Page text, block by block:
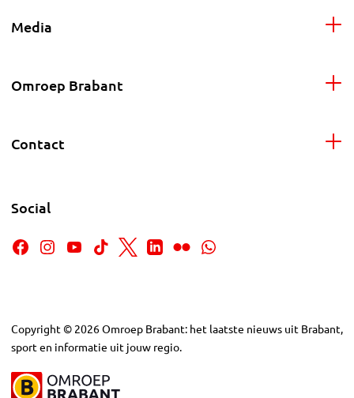
Media
Omroep Brabant
Contact
Social
Copyright © 2026Omroep Brabant: het laatste nieuws uit Brabant,
sport en informatie uit jouw regio.